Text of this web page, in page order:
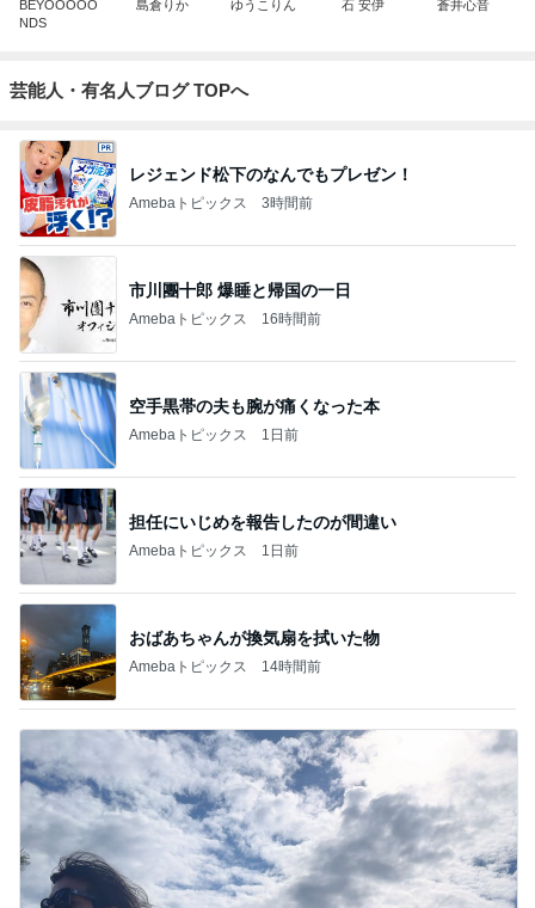
BEYOOOOO
NDS
島倉りか ゆうこりん 石 安伊 蒼井心音
芸能人・有名人ブログ TOPへ
レジェンド松下のなんでもプレゼン！
Amebaトピックス 3時間前
市川團十郎 爆睡と帰国の一日
Amebaトピックス 16時間前
空手黒帯の夫も腕が痛くなった本
Amebaトピックス 1日前
担任にいじめを報告したのが間違い
Amebaトピックス 1日前
おばあちゃんが換気扇を拭いた物
Amebaトピックス 14時間前